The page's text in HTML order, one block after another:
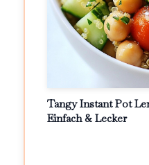
Tangy Instant Pot
Einfach & Lecker